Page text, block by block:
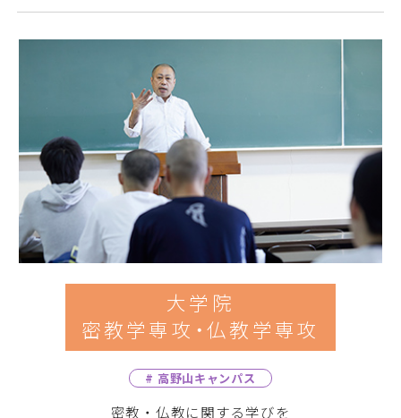
大学院
密教学専攻・仏教学専攻
# 高野山キャンパス
密教・仏教に関する学びを